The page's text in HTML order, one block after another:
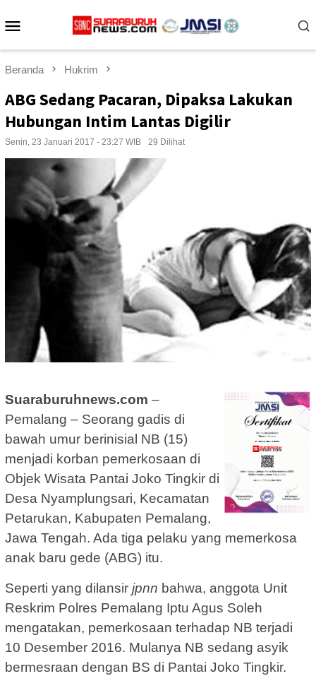
ke
Beranda Hukrim
ABG Sedang Pacaran, Dipaksa Lakukan
Hubungan Intim Lantas Digilir
Senin, 23 Januari 2017 - 23:27 WIB 29 Dilihat
Suaraburuhnews.com –
Pemalang – Seorang gadis di
bawah umur berinisial NB (15)
menjadi korban pemerkosaan di
Objek Wisata Pantai Joko Tingkir di
Desa Nyamplungsari, Kecamatan
Petarukan, Kabupaten Pemalang,
Jawa Tengah. Ada tiga pelaku yang memerkosa
anak baru gede (ABG) itu.
Seperti yang dilansir jpnn bahwa, anggota Unit
Reskrim Polres Pemalang Iptu Agus Soleh
mengatakan, pemerkosaan terhadap NB terjadi
10 Desember 2016. Mulanya NB sedang asyik
bermesraan dengan BS di Pantai Joko Tingkir.